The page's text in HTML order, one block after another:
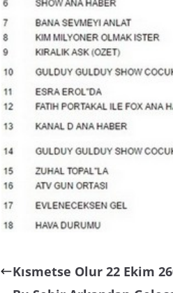
Kısmetse Olur 22 Ekim